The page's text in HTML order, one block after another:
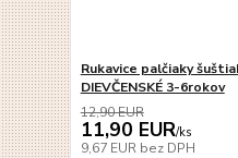
Rukavice palčiaky
DIEVČENSKÉ 3-6rokov
12,90 EUR
11,90 EUR/ks
9,67 EUR bez DPH